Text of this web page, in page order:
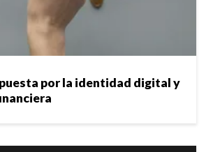
por la identidad digital y